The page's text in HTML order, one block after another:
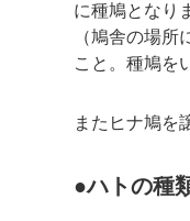
に種鳩となり
（鳩舎の場
こと。種鳩を
またヒナ鳩を
●ハトの種